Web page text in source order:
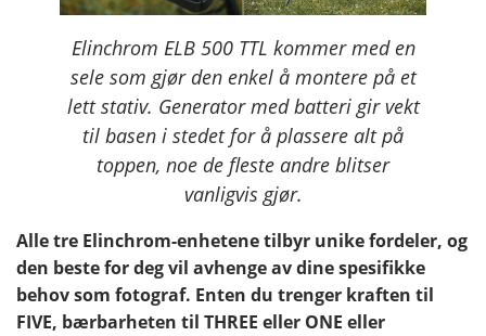
Elinchrom ELB 500 TTL kommer med en
sele som gjør den enkel å montere på et
lett stativ. Generator med batteri gir vekt
til basen i stedet for å plassere alt på
toppen, noe de fleste andre blitser
vanligvis gjør.
Alle tre Elinchrom-enhetene tilbyr unike fordeler, og
den beste for deg vil avhenge av dine spesifikke
behov som fotograf. Enten du trenger kraften til
FIVE, bærbarheten til THREE eller ONE eller